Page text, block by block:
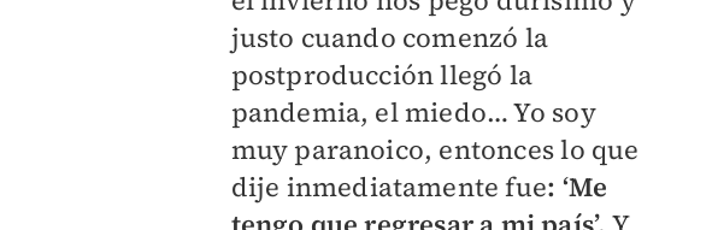
justo cuando comenzó la
postproducción llegó la
pandemia, el miedo… Yo soy
muy paranoico, entonces lo que
dije inmediatamente fue: ‘Me